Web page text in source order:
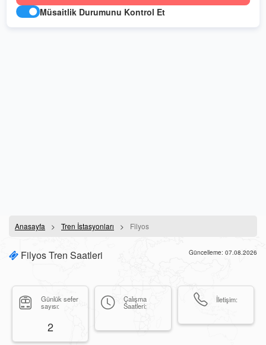
Müsaitlik Durumunu Kontrol Et
Anasayfa Tren İstasyonları Filyos
Filyos Tren Saatleri Güncelleme: 07.08.2026
Günlük sefer
sayısı:
2
Çalışma
Saatleri:
İletişim: